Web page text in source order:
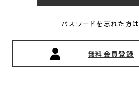
パスワードを忘れた方は
無料会員登録